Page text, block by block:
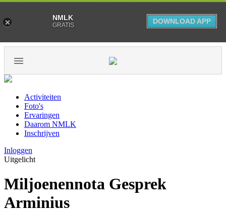
Activiteiten
Foto's
Ervaringen
Daarom NMLK
Inschrijven
Inloggen
Uitgelicht
Miljoenennota Gesprek
Arminius
NMLK
GRATIS DOWNLOAD APP